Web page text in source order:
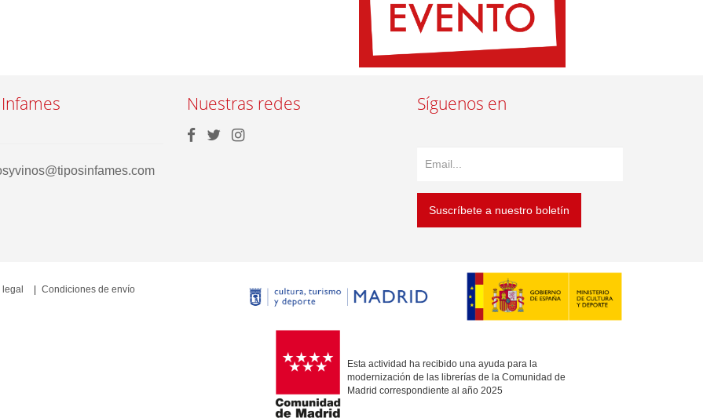
Nuestras redes Síguenos en
Suscríbete a nuestro boletín
Esta actividad ha recibido una ayuda para la
modernización de las librerías de la Comunidad de
Madrid correspondiente al año 2025
Condiciones de envío